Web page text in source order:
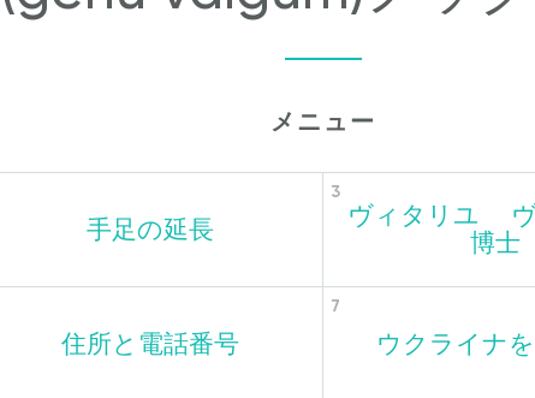
メニュー
手足の延長
ヴィタリユ ヴ
博士
住所と電話番号 ウクライナ